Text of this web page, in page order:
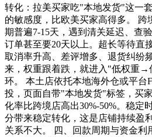
转化：拉美买家吃"本地发货"这一
的敏感度，比欧美买家高得多。 跨
期普遍7-15天，遇到清关延迟、查
订单甚至要20天以上。超长等待直
取消率升高、差评增多、退货纠纷
来，权重跟着跌，就进入"低权重
环。 本土店依托本地海外仓或平台
投，页面自带"本地发货"标签，买
化率比跨境店高出30%-50%。稳定
分带来稳定转化，这是店铺持续盈
关系不大。 四、回款周期与资金利